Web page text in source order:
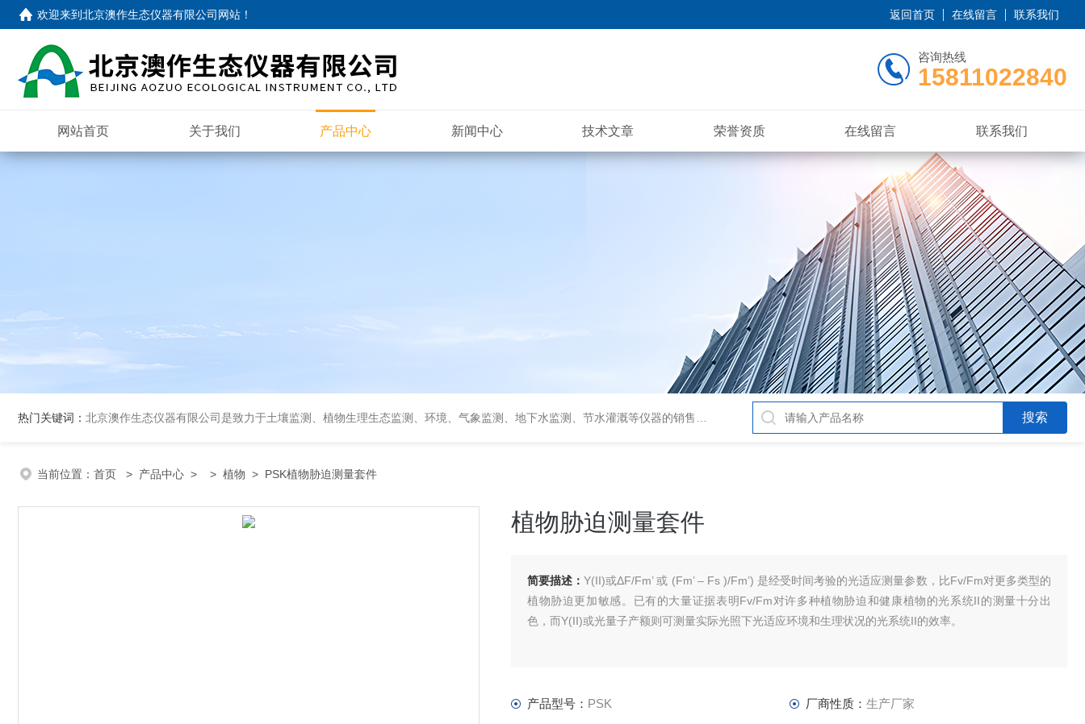
欢迎来到北京澳作生态仪器有限公司网站 ！ 返回首页 在线留言 联系我们
咨询热线
15811022840
网站首页 关于我们 产品中心 新闻中心 技术文章 荣誉资质 在线留言 联系我们
热门关键词： 北京澳作生态仪器有限公司是致力于土壤监测、植物生理生态监测、环境、气象监测、地下水监测、节水灌溉等仪器的销售和系统集成的专业公司
当前位置： 首页 > 产品中心 > > 植物 > PSK植物胁迫测量套件
植物胁迫测量套件
简要描述：Y(II)或ΔF/Fm’ 或 (Fm’ – Fs )/Fm’) 是经受时间考验的光适应测量参数，比Fv/Fm对更多类型的
植物胁迫更加敏感。已有的大量证据表明Fv/Fm对许多种植物胁迫和健康植物的光系统II的测量十分出
色，而Y(II)或光量子产额则可测量实际光照下光适应环境和生理状况的光系统II的效率。
产品型号： PSK 厂商性质： 生产厂家